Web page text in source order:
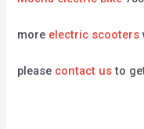
more electric scooters
please contact usto